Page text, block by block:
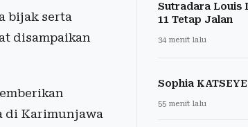
bijak serta
disampaikan
di Karimunjawa
Sutradara Louis
11 Tetap Jalan
34 menit lalu
Sophia
55 menit lalu